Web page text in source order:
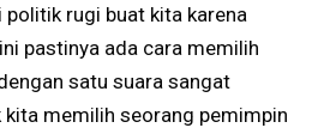
rugi buat kita karena
pastinya ada cara memilih
satu suara sangat
kita memilih seorang pemimpin